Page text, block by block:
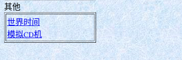
其他
世界时间
模拟CD机